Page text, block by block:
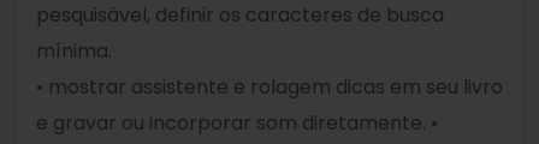
pesquisável, definir os caracteres de busca
mínima.
• mostrar assistente e rolagem dicas em seu livro
e gravar ou incorporar som diretamente. •